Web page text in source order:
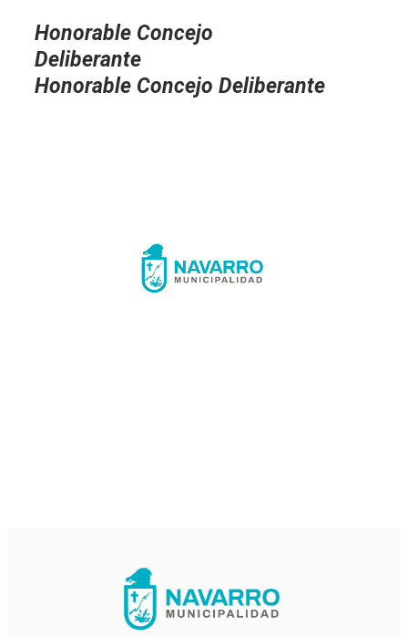
Honorable Concejo
Deliberante
Honorable Concejo Deliberante